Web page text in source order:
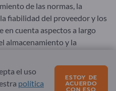
de las normas, la
fiabilidad del proveedor y los
en cuenta aspectos a largo
almacenamiento y la
a distintos proveedores.
el uso
política
ESTOY DE
ACUERDO